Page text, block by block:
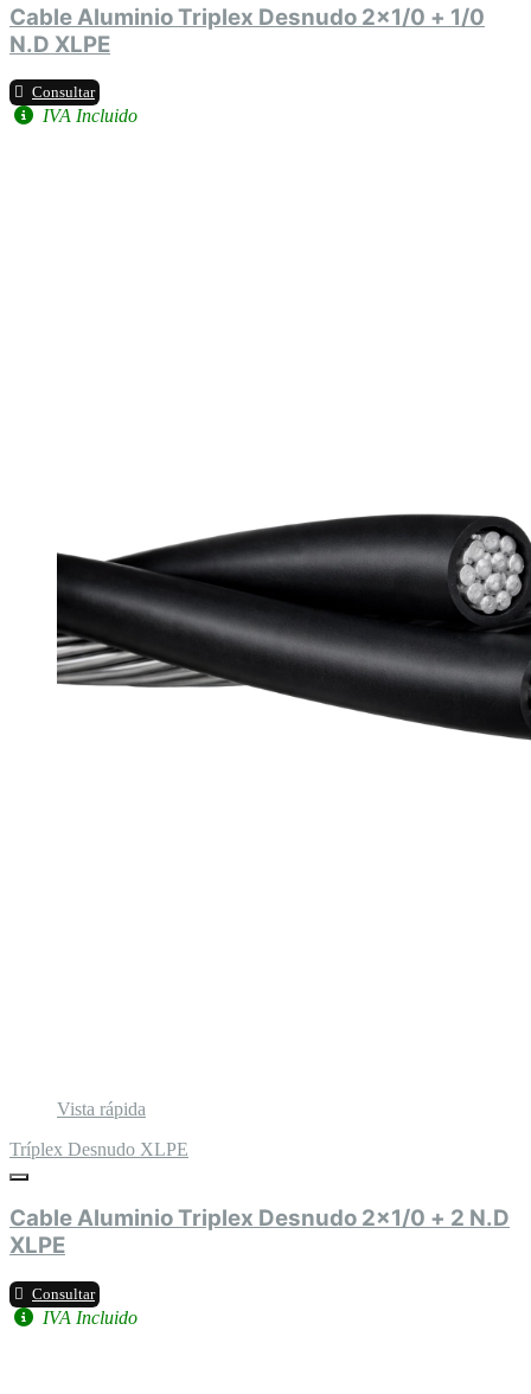
Cable Aluminio Triplex Desnudo 2x1/0 + 1/0
N.D XLPE
Consultar
IVA Incluido
Vista rápida
Tríplex Desnudo XLPE
Cable Aluminio Triplex Desnudo 2x1/0 + 2 N.D
XLPE
Consultar
IVA Incluido